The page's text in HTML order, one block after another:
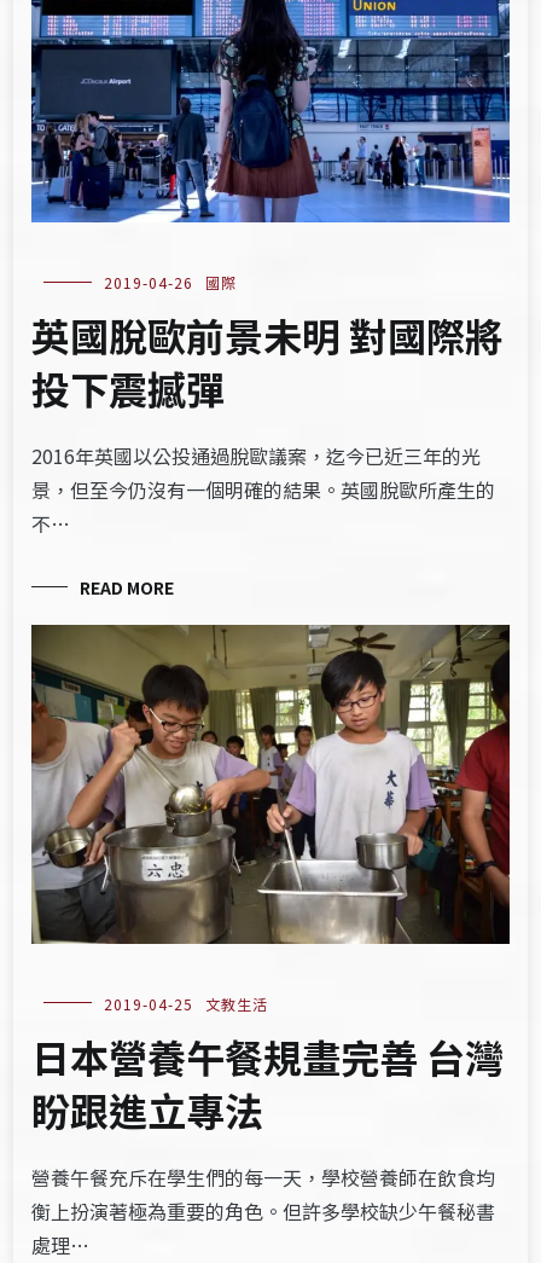
2019-04-26 國際
英國脫歐前景未明 對國際將
投下震撼彈
2016年英國以公投通過脫歐議案，迄今已近三年的光
景，但至今仍沒有一個明確的結果。英國脫歐所產生的
不…
READ MORE
2019-04-25 文教生活
日本營養午餐規畫完善 台灣
盼跟進立專法
營養午餐充斥在學生們的每一天，學校營養師在飲食均
衡上扮演著極為重要的角色。但許多學校缺少午餐秘書
處理…